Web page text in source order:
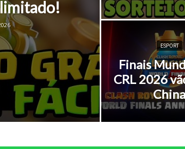
ESPORT
Finais
CRL 2026
China